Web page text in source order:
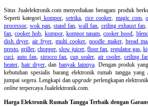
Situs Jualelektronik.com menyediakan beragam produk
Seperti kategori kompor,setrika rice cooker magic com,
processor ,wok pan ,stand fan ,wall fan ceiling exhaust fan,
fan ,cooker hob kompor, kompor tanam,cooker hood
dish dryer ,air fryer ,multi cooker ,noodle maker, bread
presto ,griller ,chopper ,slow juicer ,floor fan regulator gas,
cuci auto fan, sirocco fan ,cup sealer ,air cooler, ceiling
heater hair dryer, dan banyak lainnya. Dengan produk
kebutuhan spesialis barang elektronik rumah tangga
jumpai segera. Lengkapi danupgrade perlengkapan
online terpercaya Jualelektronik.com.
Harga Elektronik Rumah Tangga Terbaik dengan